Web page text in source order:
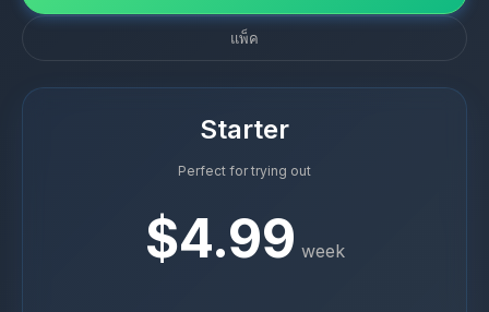
แพ็ค
Starter
Perfect for trying out
$4.99 week